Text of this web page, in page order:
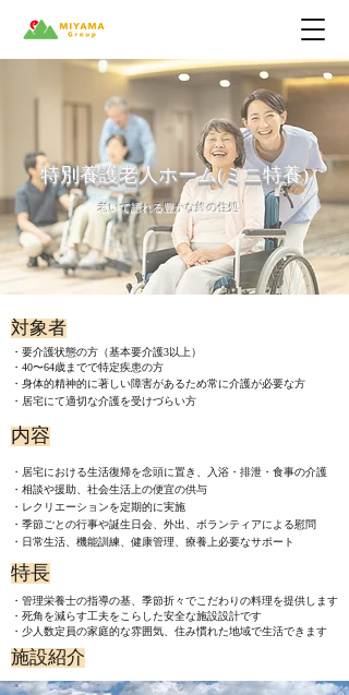
​特別養護老人ホーム(ミニ特養)
​老いて語れる豊かな終の住処
対象者
・要介護状態の方（基本要介護3以上）
・40〜64歳までで特定疾患の方
・身体的精神的に著しい障害があるため常に介護が必要な方
・​居宅にて適切な介護を受けづらい方
内容
​・居宅における生活復帰を念頭に置き、入浴・排泄・食事の介護
・相談や援助、社会生活上の便宜の供与
・レクリエーションを定期的に実施
・季節ごとの行事や誕生日会、外出、ボランティアによる慰問
・日常生活、機能訓練、健康管理、療養上必要なサポート
特長
・管理栄養士の指導の基、季節折々でこだわりの料理を提供します
・死角を減らす工夫をこらした安全な施設設計です
・ 少人数定員の家庭的な雰囲気、住み慣れた地域で生活できます
施設紹介